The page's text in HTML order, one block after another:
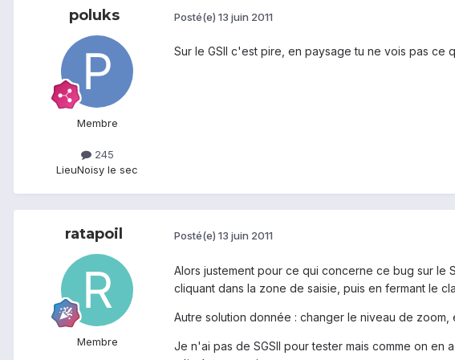
poluks
Membre
245
LieuNoisy le sec
Posté(e) 13 juin 2011
Sur le GSII c'est pire, en paysage tu ne vois pas ce
ratapoil
Membre
Posté(e) 13 juin 2011
Alors justement pour ce qui concerne ce bug sur le
cliquant dans la zone de saisie, puis en fermant le
Autre solution donnée : changer le niveau de
Je n'ai pas de SGSII pour tester mais comme on